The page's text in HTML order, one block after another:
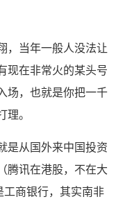
，当年一般人没法让
现在非常火的某头号
场，也就是你把一千
理。
是从国外来中国投资
腾讯在港股，不在大
商银行，其实南非